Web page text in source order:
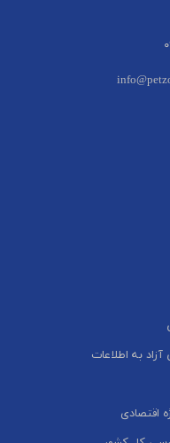
به اطلاعات
اقتصادی